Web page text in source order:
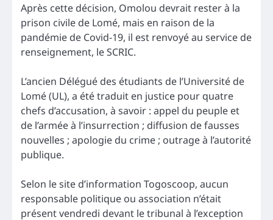
Après cette décision, Omolou devrait rester à la
prison civile de Lomé, mais en raison de la
pandémie de Covid-19, il est renvoyé au service de
renseignement, le SCRIC.
L’ancien Délégué des étudiants de l’Université de
Lomé (UL), a été traduit en justice pour quatre
chefs d’accusation, à savoir : appel du peuple et
de l’armée à l’insurrection ; diffusion de fausses
nouvelles ; apologie du crime ; outrage à l’autorité
publique.
Selon le site d’information Togoscoop, aucun
responsable politique ou association n’était
présent vendredi devant le tribunal à l’exception